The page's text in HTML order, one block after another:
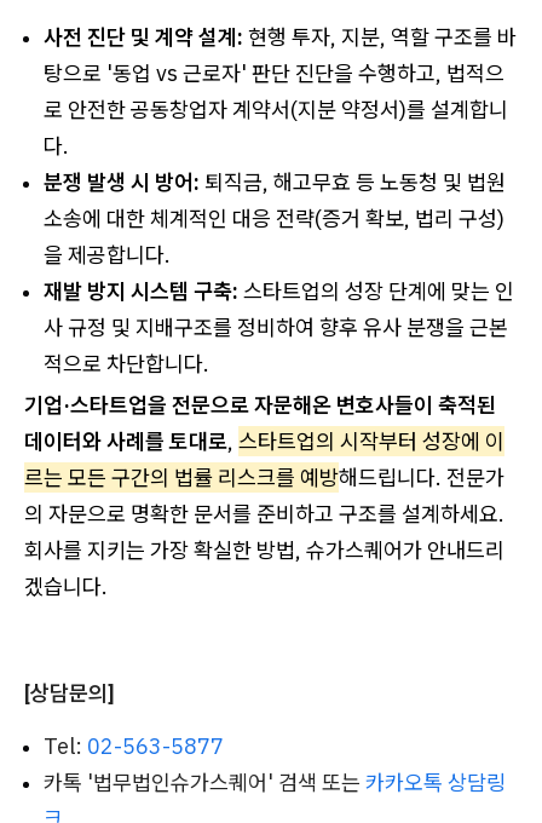
사전 진단 및 계약 설계: 현행 투자, 지분, 역할 구조를 바
탕으로 '동업 vs 근로자' 판단 진단을 수행하고, 법적으
로 안전한 공동창업자 계약서(지분 약정서)를 설계합니
다.
분쟁 발생 시 방어: 퇴직금, 해고무효 등 노동청 및 법원
소송에 대한 체계적인 대응 전략(증거 확보, 법리 구성)
을 제공합니다.
재발 방지 시스템 구축: 스타트업의 성장 단계에 맞는 인
사 규정 및 지배구조를 정비하여 향후 유사 분쟁을 근본
적으로 차단합니다.
기업·스타트업을 전문으로 자문해온 변호사들이 축적된
데이터와 사례를 토대로, 스타트업의 시작부터 성장에 이
르는 모든 구간의 법률 리스크를 예방해드립니다. 전문가
의 자문으로 명확한 문서를 준비하고 구조를 설계하세요.
회사를 지키는 가장 확실한 방법, 슈가스퀘어가 안내드리
겠습니다.
[상담문의]
Tel: 02-563-5877
카톡 '법무법인슈가스퀘어' 검색 또는 카카오톡 상담링